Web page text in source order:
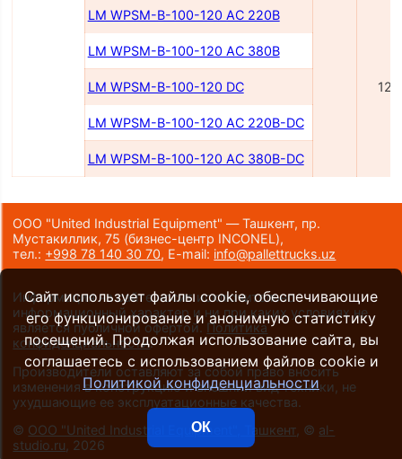
LM WPSM-B-100-120 AC 220B
LM WPSM-B-100-120 AC 380B
LM WPSM-B-100-120 DC
LM WPSM-B-100-120 AC 220B-DC
LM WPSM-B-100-120 AC 380B-DC
ООО "United Industrial Equipment" — Ташкент, пр.
Мустакиллик, 75 (бизнес-центр INCONEL),
тел.: +998 78 140 30 70, E-mail: info@pallettrucks.uz
Информация на сайте носит исключительно
информационный характер и ни при каких условиях не
является публичной офертой. Политика
конфиденциальности.
Производители оставляют за собой право вносить
изменения в конструкцию и внешний вид техники, не
ухудшающие ее эксплуатационные качества.
© ООО "United Industrial Equipment", Ташкент , © al-
studio.ru , 2026
Сайт использует файлы cookie, обеспечивающие
его функционирование и анонимную статистику
посещений. Продолжая использование сайта, вы
соглашаетесь с использованием файлов cookie и
Политикой конфиденциальности
ОК